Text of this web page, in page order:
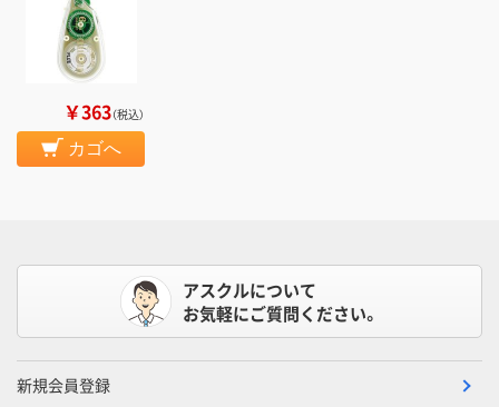
￥363（税込）
カゴへ
アスクルについて
お気軽にご質問ください。
新規会員登録